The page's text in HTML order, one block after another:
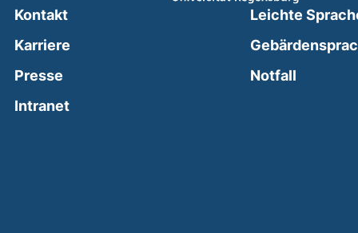
Kontakt
Karriere
Presse
Intranet(external link, opens in a new window)
Leichte
Notfall